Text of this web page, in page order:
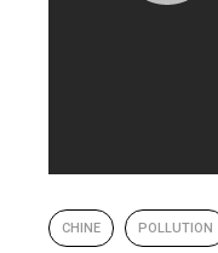
CHINE POLLUTION